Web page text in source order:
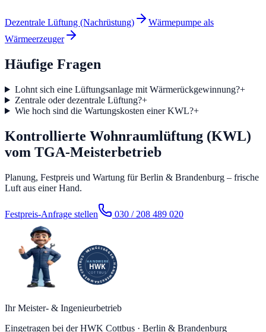
Dezentrale Lüftung (Nachrüstung)
Wärmepumpe als
Wärmeerzeuger
Häufige Fragen
Lohnt sich eine Lüftungsanlage mit Wärmerückgewinnung?+
Zentrale oder dezentrale Lüftung?+
Wie hoch sind die Wartungskosten einer KWL?+
Kontrollierte Wohnraumlüftung (KWL)
vom TGA-Meisterbetrieb
Planung, Festpreis und Wartung für Berlin & Brandenburg – frische
Luft aus einer Hand.
Festpreis-Anfrage stellen 030 / 208 489 020
Ihr Meister- & Ingenieurbetrieb
Eingetragen bei der HWK Cottbus · Berlin & Brandenburg